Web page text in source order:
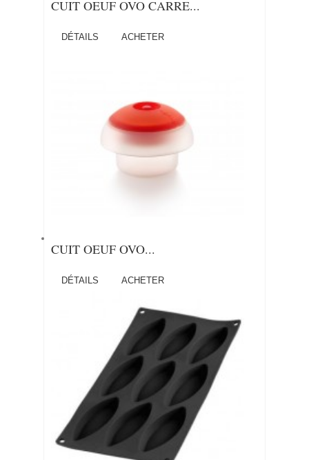
CUIT OEUF OVO CARRE...
DÉTAILS ACHETER
CUIT OEUF OVO...
DÉTAILS ACHETER